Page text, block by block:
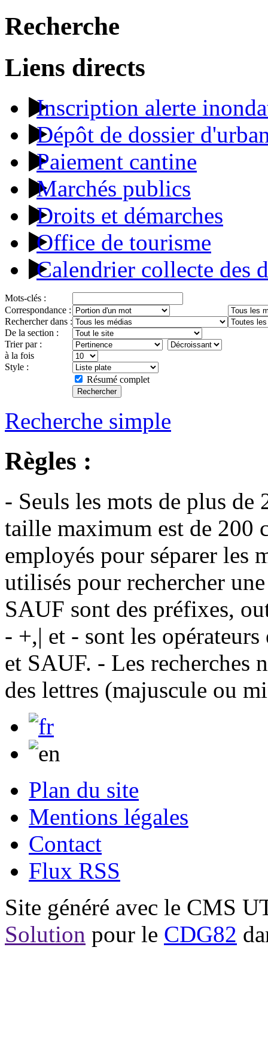
Recherche
Liens directs
Inscription alerte
Dépôt de dossier
Paiement cantine
Marchés publics
Droits et démarches
Office de tourisme
Calendrier collecte des
Mots-clés :
Correspondance :
Rechercher dans :
De la section :
Trier par :
à la fois
Style :
Résumé complet
Recherche simple
Règles :
- Seuls les mots de plus de
taille maximum est de 200
employés pour séparer les
utilisés pour rechercher
SAUF sont des préfixes,
- +,| et - sont les
et SAUF. - Les recherches
des lettres (majuscule ou
Plan du site
Mentions légales
Contact
Flux RSS
Site généré avec le CMS
Solution pour le CDG82